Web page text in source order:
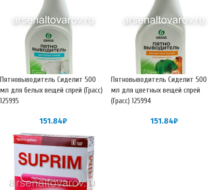
Пятновыводитель Сиделит 500
мл для белых вещей спрей (Грасс)
125995
151.84₽
Пятновыводитель Сиделит 500
мл для цветных вещей спрей
(Грасс) 125994
151.84₽